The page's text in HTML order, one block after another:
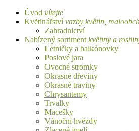
Úvod vítejte
Květinářstvívazby květin,
Zahradnictví
Nabízený sortiment květiny a
Letničky a balkónovky
Poslové jara
Ovocné stromky
Okrasné dřeviny
Okrasné traviny
Chrysantemy
Trvalky
Macešky
Vánoční hvězdy